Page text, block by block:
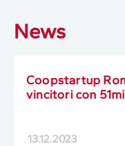
News
Coopstartup
vincitori con
13.12.2023